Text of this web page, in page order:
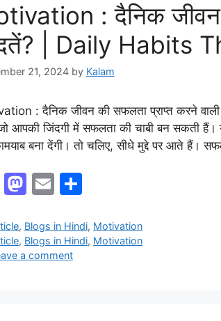
: दैनिक जीवन
| Daily Habits
21, 2024 by Kalam
: दैनिक जीवन की सफलता प्राप्त करने
आपकी जिंदगी में सफलता की चाबी बन सकती
बना देंगी। तो चलिए, सीधे मुद्दे पर आते हैं।
F
M
st
o
E
ai
l
ar
e
, Blogs in Hindi, Motivation
, Blogs in Hindi, Motivation
a comment